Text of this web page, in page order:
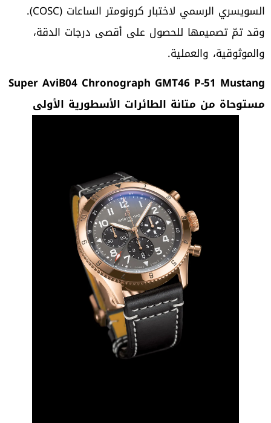
السويسري الرسمي لاختبار كرونومتر الساعات (COSC).
وقد تمّ تصميمها للحصول على أقصى درجات الدقة،
والموثوقية، والعملية.
Super AviB04 Chronograph GMT46 P-51 Mustang
مستوحاة من متانة الطائرات الأسطورية الأولى